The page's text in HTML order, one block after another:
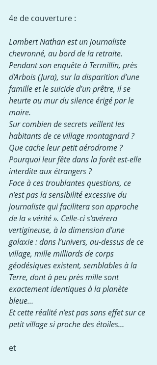
4e de couverture :
Lambert Nathan est un journaliste
chevronné, au bord de la retraite.
Pendant son enquête à Termillin, près
d’Arbois (Jura), sur la disparition d’une
famille et le suicide d’un prêtre, il se
heurte au mur du silence érigé par le
maire.
Sur combien de secrets veillent les
habitants de ce village montagnard ?
Que cache leur petit aérodrome ?
Pourquoi leur fête dans la forêt est-elle
interdite aux étrangers ?
Face à ces troublantes questions, ce
n’est pas la sensibilité excessive du
journaliste qui facilitera son approche
de la « vérité ». Celle-ci s’avérera
vertigineuse, à la dimension d’une
galaxie : dans l’univers, au-dessus de ce
village, mille milliards de corps
géodésiques existent, semblables à la
Terre, dont à peu près mille sont
exactement identiques à la planète
bleue…
Et cette réalité n’est pas sans effet sur ce
petit village si proche des étoiles…
et